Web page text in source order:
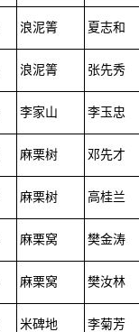
浪泥箐 夏志和
浪泥箐 张先秀
李家山 李玉忠
麻栗树 邓先才
麻栗树 高桂兰
麻栗窝 樊金涛
麻栗窝 樊汝林
米碑地 李菊芳